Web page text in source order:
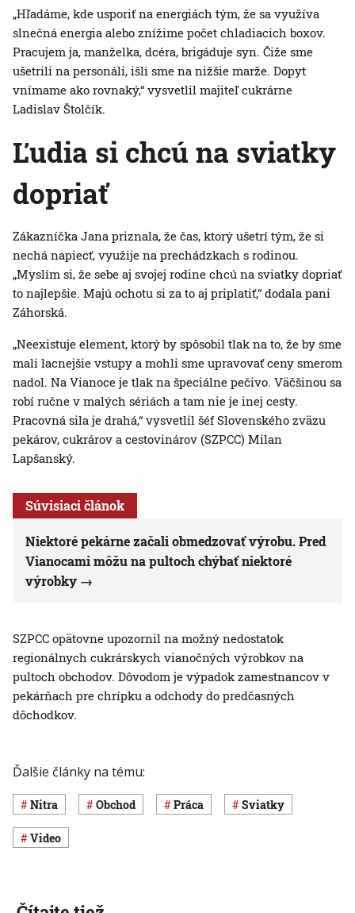
„Hľadáme, kde usporiť na energiách tým, že sa využíva
slnečná energia alebo znížime počet chladiacich boxov.
Pracujem ja, manželka, dcéra, brigáduje syn. Čiže sme
ušetrili na personáli, išli sme na nižšie marže. Dopyt
vnímame ako rovnaký,“ vysvetlil majiteľ cukrárne
Ladislav Štolčík.
Ľudia si chcú na sviatky
dopriať
Zákazníčka Jana priznala, že čas, ktorý ušetrí tým, že si
nechá napiecť, využije na prechádzkach s rodinou.
„Myslím si, že sebe aj svojej rodine chcú na sviatky dopriať
to najlepšie. Majú ochotu si za to aj priplatiť,“ dodala pani
Záhorská.
„Neexistuje element, ktorý by spôsobil tlak na to, že by sme
mali lacnejšie vstupy a mohli sme upravovať ceny smerom
nadol. Na Vianoce je tlak na špeciálne pečivo. Väčšinou sa
robí ručne v malých sériách a tam nie je inej cesty.
Pracovná sila je drahá,“ vysvetlil šéf Slovenského zväzu
pekárov, cukrárov a cestovinárov (SZPCC) Milan
Lapšanský.
Súvisiaci článok
Niektoré pekárne začali obmedzovať výrobu. Pred
Vianocami môžu na pultoch chýbať niektoré
výrobky
SZPCC opätovne upozornil na možný nedostatok
regionálnych cukrárskych vianočných výrobkov na
pultoch obchodov. Dôvodom je výpadok zamestnancov v
pekárňach pre chrípku a odchody do predčasných
dôchodkov.
Ďalšie články na tému:
Nitra obchod Práca sviatky
Video